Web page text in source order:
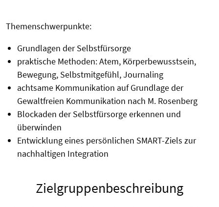
Themenschwerpunkte:
Grundlagen der Selbstfürsorge
praktische Methoden: Atem, Körperbewusstsein,
Bewegung, Selbstmitgefühl, Journaling
achtsame Kommunikation auf Grundlage der
Gewaltfreien Kommunikation nach M. Rosenberg
Blockaden der Selbstfürsorge erkennen und
überwinden
Entwicklung eines persönlichen SMART-Ziels zur
nachhaltigen Integration
Zielgruppenbeschreibung